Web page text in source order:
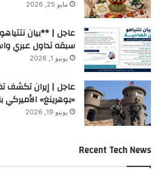
مايو 25, 2026
عاجل | **بيان
سبقه تداول عبري
يونيو 1, 2026
عاجل | إيران
«بوهرينغ» الأميركي
يونيو 19, 2026
Recent Tech News